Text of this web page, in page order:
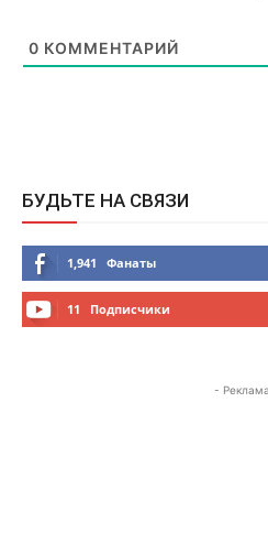
0 КОММЕНТАРИЙ
БУДЬТЕ НА СВЯЗИ
1,941 Фанаты
11 Подписчики
-